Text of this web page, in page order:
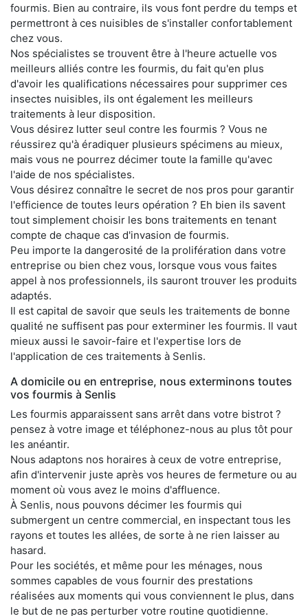
fourmis. Bien au contraire, ils vous font perdre du temps et
permettront à ces nuisibles de s'installer confortablement
chez vous.
Nos spécialistes se trouvent être à l'heure actuelle vos
meilleurs alliés contre les fourmis, du fait qu'en plus
d'avoir les qualifications nécessaires pour supprimer ces
insectes nuisibles, ils ont également les meilleurs
traitements à leur disposition.
Vous désirez lutter seul contre les fourmis ? Vous ne
réussirez qu'à éradiquer plusieurs spécimens au mieux,
mais vous ne pourrez décimer toute la famille qu'avec
l'aide de nos spécialistes.
Vous désirez connaître le secret de nos pros pour garantir
l'efficience de toutes leurs opération ? Eh bien ils savent
tout simplement choisir les bons traitements en tenant
compte de chaque cas d'invasion de fourmis.
Peu importe la dangerosité de la prolifération dans votre
entreprise ou bien chez vous, lorsque vous vous faites
appel à nos professionnels, ils sauront trouver les produits
adaptés.
Il est capital de savoir que seuls les traitements de bonne
qualité ne suffisent pas pour exterminer les fourmis. Il vaut
mieux aussi le savoir-faire et l'expertise lors de
l'application de ces traitements à Senlis.
A domicile ou en entreprise, nous exterminons toutes
vos fourmis à Senlis
Les fourmis apparaissent sans arrêt dans votre bistrot ?
pensez à votre image et téléphonez-nous au plus tôt pour
les anéantir.
Nous adaptons nos horaires à ceux de votre entreprise,
afin d'intervenir juste après vos heures de fermeture ou au
moment où vous avez le moins d'affluence.
À Senlis, nous pouvons décimer les fourmis qui
submergent un centre commercial, en inspectant tous les
rayons et toutes les allées, de sorte à ne rien laisser au
hasard.
Pour les sociétés, et même pour les ménages, nous
sommes capables de vous fournir des prestations
réalisées aux moments qui vous conviennent le plus, dans
le but de ne pas perturber votre routine quotidienne.